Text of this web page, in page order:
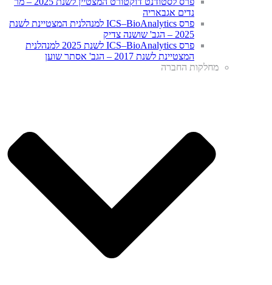
נדים אגבאריה
פרס ICS–BioAnalytics למנהלנית המצטיינת לשנת
2025 – הגב' שושנה צדיק
פרס ICS–BioAnalytics לשנת 2025 למנהלנית
המצטיינת לשנת 2017 – הגב' אסתר שוען
מחלקות החברה